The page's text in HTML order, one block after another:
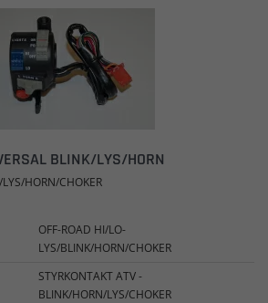
BLINK/LYS/HORN
HORN/CHOKER
OFF-ROAD HI/LO-
LYS/BLINK/HORN/CHOKER
STYRKONTAKT ATV -
BLINK/HORN/LYS/CHOKER